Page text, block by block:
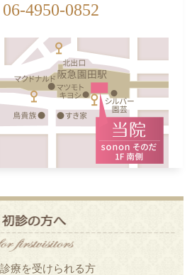
4950-0852
療を受けられる方